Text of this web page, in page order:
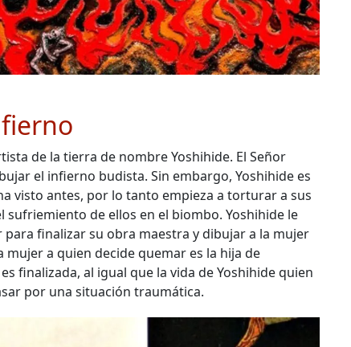
de la tierra de nombre Yoshihide. El Señor
el infierno budista. Sin embargo, Yoshihide es
visto antes, por lo tanto empieza a torturar a sus
de ellos en el biombo. Yoshihide le
finalizar su obra maestra y dibujar a la mujer
mujer a quien decide quemar es la hija de
finalizada, al igual que la vida de Yoshihide quien
por una situación traumática.